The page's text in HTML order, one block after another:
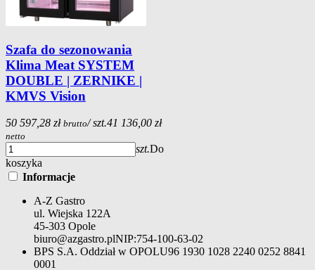
Szafa do sezonowania
Klima Meat SYSTEM
DOUBLE | ZERNIKE |
KMVS Vision
50 597,28 zł brutto/ szt.41 136,00 zł
netto
szt.Do
koszyka
Informacje
A-Z Gastro
ul. Wiejska 122A
45-303 Opole
biuro@azgastro.plNIP:754-100-63-02
BPS S.A. Oddział w OPOLU96 1930 1028 2240 0252 8841
0001